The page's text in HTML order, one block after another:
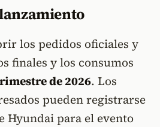
los pedidos oficiales y
finales y los consumos
de 2026. Los
pueden registrarse
Hyundai para el evento